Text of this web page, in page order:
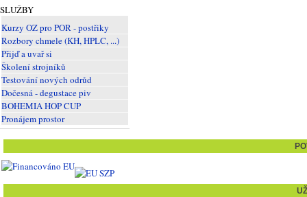
SLUŽBY
Kurzy OZ pro POR - postřiky
Rozbory chmele (KH, HPLC, ...)
Přijď a uvař si
Školení strojníků
Testování nových odrůd
Dočesná - degustace piv
BOHEMIA HOP CUP
Pronájem prostor